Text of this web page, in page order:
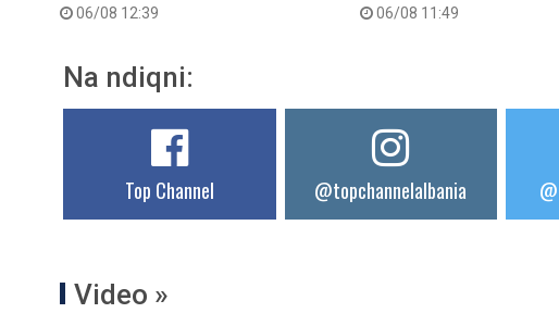
06/08 12:39 06/08 11:49
Na ndiqni:
Top Channel @topchannelalbania
Video »